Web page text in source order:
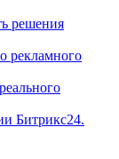
решения
рекламного
Битрикс24.